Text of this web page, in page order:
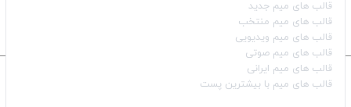
قالب‌ های میم جدید
قالب‌ های میم منتخب
قالب‌ های میم ویدیویی
قالب‌ های میم صوتی
قالب‌ های میم ایرانی
قالب‌ های میم با بیشترین پست